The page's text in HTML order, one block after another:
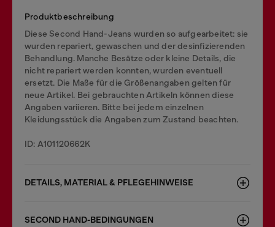
Produktbeschreibung
Diese Second Hand-Jeans wurden so aufgearbeitet: sie
wurden repariert, gewaschen und der desinfizierenden
Behandlung. Manche Besätze oder kleine Details, die
nicht repariert werden konnten, wurden eventuell
ersetzt. Die Maße für die Größenangaben gelten für
neue Artikel. Bei gebrauchten Artikeln können diese
Angaben variieren. Bitte bei jedem einzelnen
Kleidungsstück die Angaben zum Zustand beachten.
ID: A101120662K
DETAILS, MATERIAL & PFLEGEHINWEISE
SECOND HAND-BEDINGUNGEN